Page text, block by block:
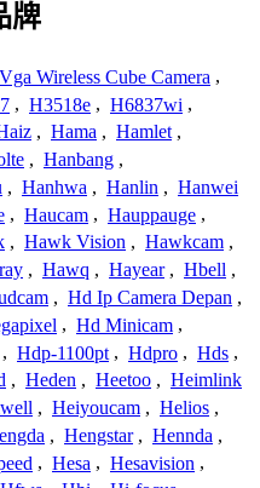
牌
Wireless Cube Camera ,
, H3518e , H6837wi ,
, Hama , Hamlet ,
, Hanbang ,
, Hanhwa , Hanlin , Hanwei
, Haucam , Hauppauge ,
, Hawk Vision , Hawkcam ,
, Hawq , Hayear , Hbell ,
, Hd Ip Camera Depan ,
, Hd Minicam ,
, Hdp-1100pt , Hdpro , Hds ,
, Heden , Heetoo , Heimlink
, Heiyoucam , Helios ,
, Hengstar , Hennda ,
, Hesa , Hesavision ,